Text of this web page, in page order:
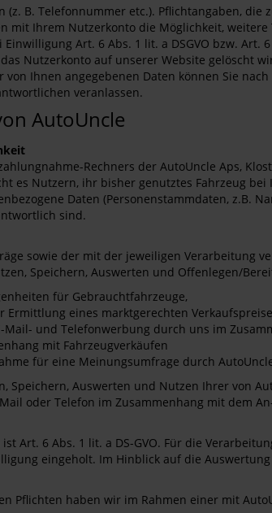
B. Telefonnummer etc.). Pflichtangaben,
mit Ihrem Nutzerkonto die Möglichkeit,
Art. 6 Abs. 1 lit. a DSGVO bzw.
Nutzerkonto auf unserer Website gelöscht
Ihnen angegebenen Daten können Sie
veranlassen.
AutoUncle
Rechners der AutoUncle Aps,
es Nutzern, ihr bisher genutztes Fahrzeug
Daten (Personenstammdaten, z.B.
sind.
sowie der mit der jeweiligen Verarbeitung
Speichern, Auswerten und Offenlegen/
für Gebrauchtfahrzeuge,
eines marktgerechten
und Telefonwerbung durch uns im
mit Fahrzeugverkäufen
für eine Meinungsumfrage durch
Speichern, Auswerten und Nutzen Ihrer von
oder Telefon im Zusammenhang mit dem
Art. 6 Abs. 1 lit. a DS-GVO. Für die
eingeholt. Im Hinblick auf die
Pflichten haben wir im Rahmen einer mit